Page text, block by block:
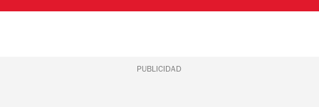
PUBLICIDAD